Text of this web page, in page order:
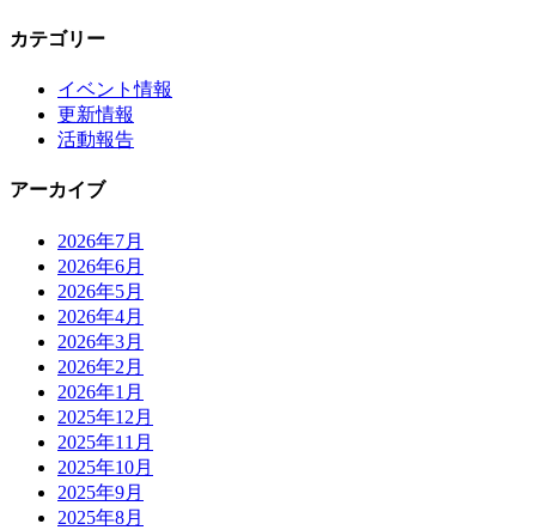
カテゴリー
イベント情報
更新情報
活動報告
アーカイブ
2026年7月
2026年6月
2026年5月
2026年4月
2026年3月
2026年2月
2026年1月
2025年12月
2025年11月
2025年10月
2025年9月
2025年8月